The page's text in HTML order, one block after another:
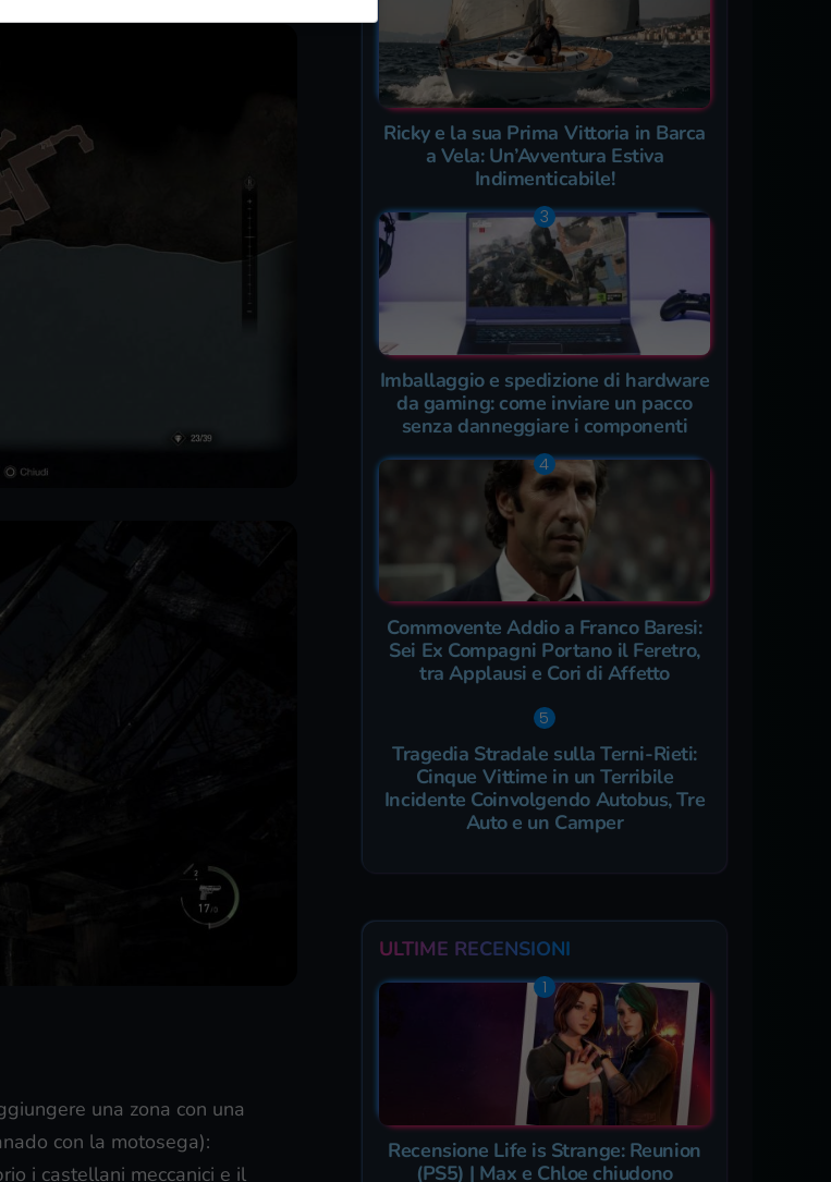
una zona con una
con la motosega):
i castellani meccanici e il
Ricky e la sua Prima Vittoria in Barca
a Vela: Un’Avventura Estiva
Indimenticabile!
Imballaggio e spedizione di hardware
da gaming: come inviare un pacco
senza danneggiare i componenti
Commovente Addio a Franco Baresi:
Sei Ex Compagni Portano il Feretro,
tra Applausi e Cori di Affetto
Tragedia Stradale sulla Terni-Rieti:
Cinque Vittime in un Terribile
Incidente Coinvolgendo Autobus, Tre
Auto e un Camper
ULTIME RECENSIONI
Recensione Life is Strange: Reunion
(PS5) | Max e Chloe chiudono